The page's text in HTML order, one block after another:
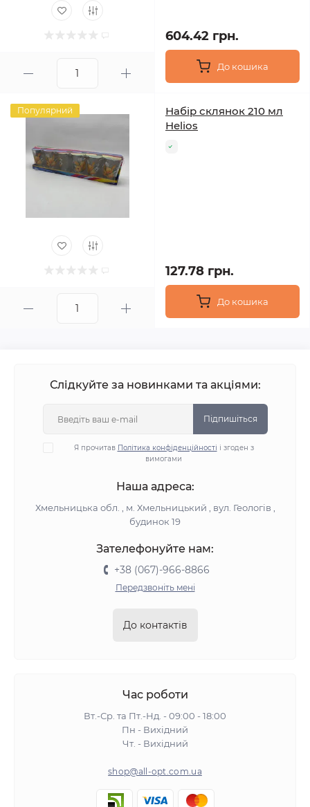
604.42 грн.
До кошика
Популярний
Набір склянок 210 мл
Helios
127.78 грн.
До кошика
Слідкуйте за новинками та акціями:
Підпишіться
Я прочитав Політика конфіденційності і згоден з
вимогами
Наша адреса:
Хмельницька обл. , м. Хмельницький , вул. Геологів ,
будинок 19
Зателефонуйте нам:
+38 (067)-966-8866
Передзвоніть мені
До контактів
Час роботи
Вт.-Ср. та Пт.-Нд. - 09:00 - 18:00
Пн - Вихідний
Чт. - Вихідний
shop@all-opt.com.ua